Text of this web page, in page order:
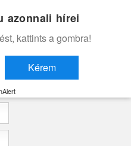
azonnali hírei
kattints a gombra!
Kérem